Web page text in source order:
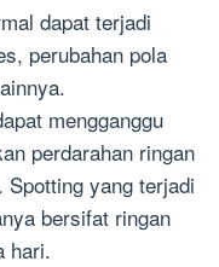
dapat terjadi
perubahan pola
mengganggu
perdarahan ringan
yang terjadi
bersifat ringan
hari.